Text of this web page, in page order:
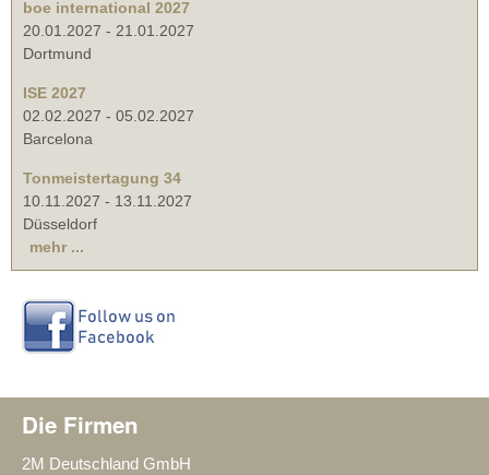
boe international 2027
20.01.2027 - 21.01.2027
Dortmund
ISE 2027
02.02.2027 - 05.02.2027
Barcelona
Tonmeistertagung 34
10.11.2027 - 13.11.2027
Düsseldorf
mehr ...
Die Firmen
2M Deutschland GmbH